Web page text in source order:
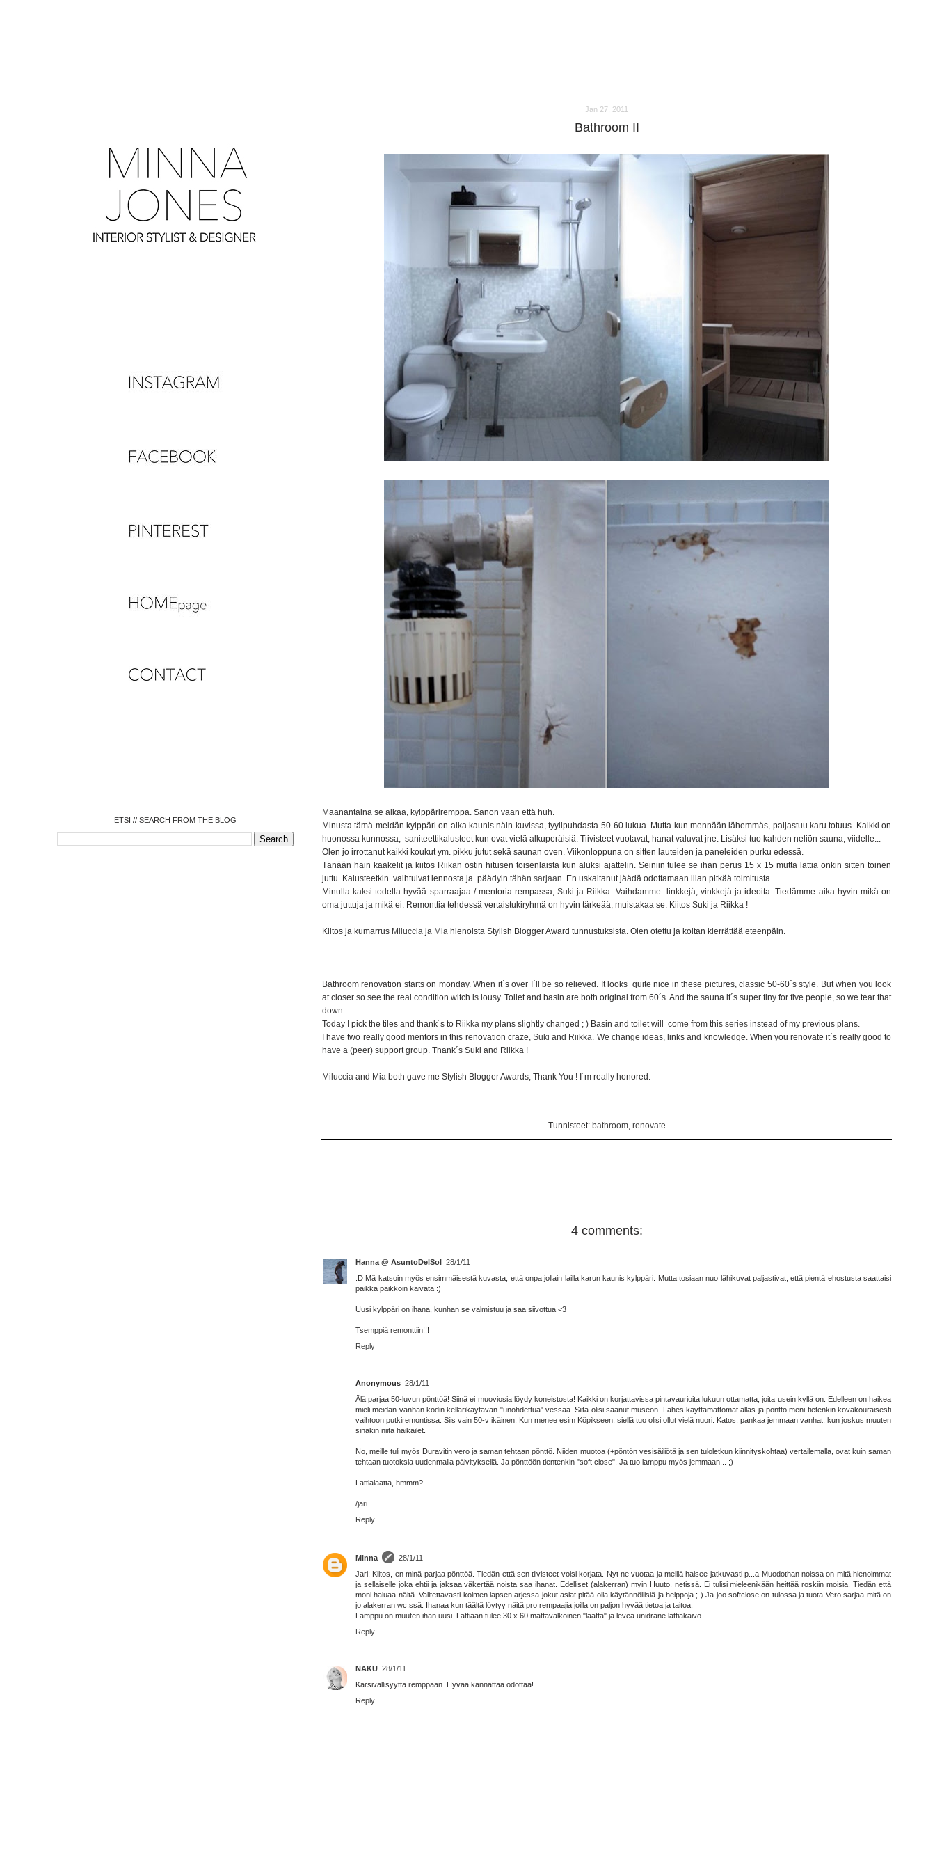
Jan 27, 2011
Bathroom II
Maanantaina se alkaa, kylppäriremppa. Sanon vaan että huh.
Minusta tämä meidän kylppäri on aika kaunis näin kuvissa, tyylipuhdasta 50-60 lukua. Mutta kun mennään lähemmäs, paljastuu karu totuus. Kaikki on
huonossa kunnossa, saniteettikalusteet kun ovat vielä alkuperäisiä. Tiivisteet vuotavat, hanat valuvat jne. Lisäksi tuo kahden neliön sauna, viidelle...
Olen jo irrottanut kaikki koukut ym. pikku jutut sekä saunan oven. Viikonloppuna on sitten lauteiden ja paneleiden purku edessä.
Tänään hain kaakelit ja kiitos Riikan ostin hitusen toisenlaista kun aluksi ajattelin. Seiniin tulee se ihan perus 15 x 15 mutta lattia onkin sitten toinen
juttu. Kalusteetkin vaihtuivat lennosta ja päädyin tähän sarjaan . En uskaltanut jäädä odottamaan liian pitkää toimitusta.
Minulla kaksi todella hyvää sparraajaa / mentoria rempassa,Suki ja Riikka
. Vaihdamme linkkejä, vinkkejä ja ideoita. Tiedämme aika hyvin mikä on
oma juttuja ja mikä ei. Remonttia tehdessä vertaistukiryhmä on hyvin tärkeää, muistakaa se. Kiitos Suki ja Riikka !
Kiitos ja kumarrus Miluccia ja Mia hienoista Stylish Blogger Award tunnustuksista. Olen otettu ja koitan kierrättää eteenpäin.
--------
Bathroom renovation starts on monday. When it´s over I´ll be so relieved. It looks quite nice in these pictures, classic 50-60´s style. But when you look
at closer so see the real condition witch is lousy. Toilet and basin are both original from 60´s. And the sauna it´s super tiny for five people, so we tear that
down.
Today I pick the tiles and thank´s to Riikka my plans slightly changed ; ) Basin and toilet will come from this series instead of my previous plans.
I have two really good mentors in this renovation craze, Suki and Riikka . We change ideas, links and knowledge. When you renovate it´s really good to
have a (peer) support group. Thank´s Suki and Riikka !
Miluccia and Mia both gave me Stylish Blogger Awards, Thank You ! I´m really honored.
Tunnisteet: bathroom, renovate
4 comments:
Hanna @ AsuntoDelSol 28/1/11
:D Mä katsoin myös ensimmäisestä kuvasta, että onpa jollain lailla karun kaunis kylppäri. Mutta tosiaan nuo lähikuvat paljastivat, että pientä ehostusta saattaisi
paikka paikkoin kaivata :)
Uusi kylppäri on ihana, kunhan se valmistuu ja saa siivottua <3
Tsemppiä remonttiin!!!
Reply
Anonymous 28/1/11
Älä parjaa 50-luvun pönttöä! Siinä ei muoviosia löydy koneistosta! Kaikki on korjattavissa pintavaurioita lukuun ottamatta, joita usein kyllä on. Edelleen on haikea
mieli meidän vanhan kodin kellarikäytävän "unohdettua" vessaa. Siitä olisi saanut museon. Lähes käyttämättömät allas ja pönttö meni tietenkin kovakouraisesti
vaihtoon putkiremontissa. Siis vain 50-v ikäinen. Kun menee esim Köpikseen, siellä tuo olisi ollut vielä nuori. Katos, pankaa jemmaan vanhat, kun joskus muuten
sinäkin niitä haikailet.
No, meille tuli myös Duravitin vero ja saman tehtaan pönttö. Niiden muotoa (+pöntön vesisäiliötä ja sen tuloletkun kiinnityskohtaa) vertailemalla, ovat kuin saman
tehtaan tuotoksia uudenmalla päivityksellä. Ja pönttöön tientenkin "soft close". Ja tuo lamppu myös jemmaan... ;)
Lattialaatta, hmmm?
/jari
Reply
Minna
28/1/11
Jari: Kiitos, en minä parjaa pönttöä. Tiedän että sen tiivisteet voisi korjata. Nyt ne vuotaa ja meillä haisee jatkuvasti p...a Muodothan noissa on mitä hienoimmat
ja sellaiselle joka ehtii ja jaksaa väkertää noista saa ihanat. Edelliset (alakerran) myin Huuto. netissä. Ei tulisi mieleenikään heittää roskiin moisia. Tiedän että
moni haluaa näitä. Valitettavasti kolmen lapsen arjessa jokut asiat pitää olla käytännöllisiä ja helppoja ; ) Ja joo softclose on tulossa ja tuota Vero sarjaa mitä on
jo alakerran wc.ssä. Ihanaa kun täältä löytyy näitä pro rempaajia joilla on paljon hyvää tietoa ja taitoa.
Lamppu on muuten ihan uusi. Lattiaan tulee 30 x 60 mattavalkoinen "laatta" ja leveä unidrane lattiakaivo.
Reply
NAKU 28/1/11
Kärsivällisyyttä remppaan. Hyvää kannattaa odottaa!
Reply
ETSI // SEARCH FROM THE BLOG